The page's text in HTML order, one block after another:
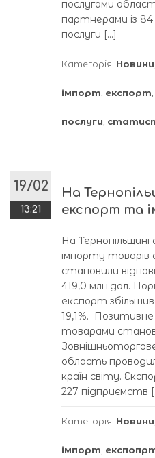
послугами
партнерами із 84
послуги […]
Категорія: Новини
імпорт експорт
послуги
19/02
13:21
На
експорт та
На
імпорту товарів
становили
419,0 млн.дол.
експорт
19,1%. Позитивне
товарами
область
країн світу.
227 підприємств
Категорія: Новини
імпорт